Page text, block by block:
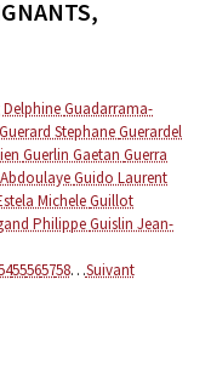
Guadarrama-
Guerard StephaneGuerardel
Guerlin Gaetan Guerra
Guido Laurent
MicheleGuillot
PhilippeGuislin Jean-
55565758…Suivant